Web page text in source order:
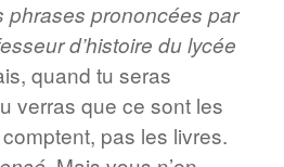
phrases prononcées par
d’histoire du lycée
quand tu seras
verras que ce sont les
pas les livres.